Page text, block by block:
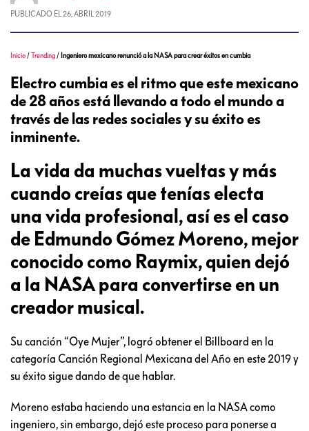
PUBLICADO EL 26, ABRIL 2019
Inicio /Trending / Ingeniero mexicano renunció a la NASA para crear éxitos en cumbia
Electro cumbia es el ritmo que este mexicano
de 28 años está llevando a todo el mundo a
través de las redes sociales y su éxito es
inminente.
La vida da muchas vueltas y más
cuando creías que tenías electa
una vida profesional, así es el caso
de Edmundo Gómez Moreno, mejor
conocido como Raymix, quien dejó
a la NASA para convertirse en un
creador musical.
Su canción “Oye Mujer”, logró obtener el Billboard en la
categoría Canción Regional Mexicana del Año en este 2019 y
su éxito sigue dando de que hablar.
Moreno estaba haciendo una estancia en la NASA como
ingeniero, sin embargo, dejó este proceso para ponerse a